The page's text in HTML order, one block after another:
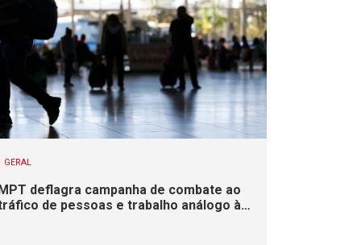
GERAL
deflagra campanha de combate ao
de pessoas e trabalho análogo à